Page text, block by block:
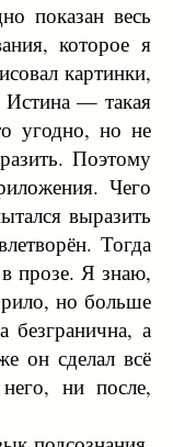
показан весь
которое я
картинки,
Истина — такая
угодно, но не
Поэтому
Чего
выразить
Тогда
в прозе. Я знаю,
но больше
безгранична, а
он сделал всё
ни после,